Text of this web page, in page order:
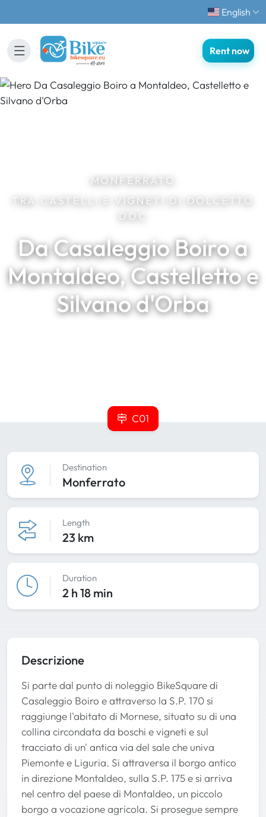
English
Rent now
MONFERRATO
TRA CASTELLI E VIGNETI DI DOLCETTO
DOC
Da Casaleggio Boiro a
Montaldeo, Castelletto e
Silvano d'Orba
C01
Destination
Monferrato
Length
23 km
Duration
2 h 18 min
Descrizione
Si parte dal punto di noleggio BikeSquare di
Casaleggio Boiro e attraverso la S.P. 170 si
raggiunge l'abitato di Mornese, situato su di una
collina circondata da boschi e vigneti e sul
tracciato di un' antica via del sale che univa
Piemonte e Liguria. Si attraversa il borgo antico
in direzione Montaldeo, sulla S.P. 175 e si arriva
nel centro del paese di Montaldeo, un piccolo
borgo a vocazione agricola. Si prosegue sempre